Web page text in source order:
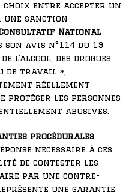
entre accepter un
sanction
Consultatif National
son avis n°114 du 19
l’alcool, des drogues
de travail »,
réellement
protéger les personnes
abusives.
procédurales
nécessaire à ces
de contester les
par une contre-
une garantie